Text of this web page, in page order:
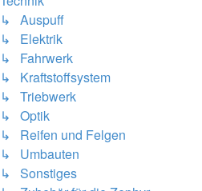
↳ Auspuff
↳ Elektrik
↳ Fahrwerk
↳ Kraftstoffsystem
↳ Triebwerk
↳ Optik
↳ Reifen und Felgen
↳ Umbauten
↳ Sonstiges